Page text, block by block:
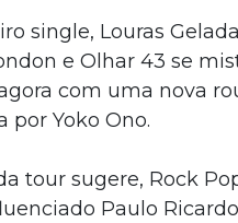
single, Louras
e Olhar 43 se
com uma nova
por Yoko Ono.
tour sugere, Rock
Paulo